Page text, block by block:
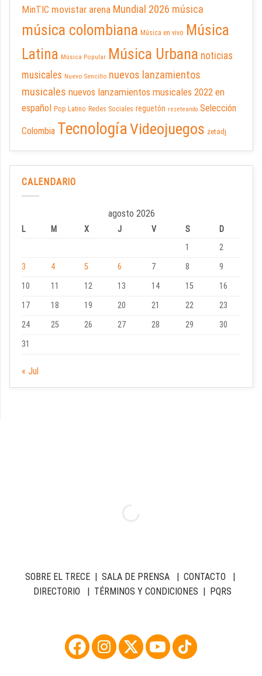
MinTIC movistar arena Mundial 2026 música
música colombiana Música en vivo Música
Latina Música Popular Música Urbana noticias
musicales Nuevo Sencillo nuevos lanzamientos
musicales nuevos lanzamientos musicales 2022 en
español Pop Latino Redes Sociales reguetón rezeteando Selección
Colombia TecnologíaVideojuegos zetadj
CALENDARIO
agosto 2026
L M X J V S
D
1
2
3
4 5 6 7 8
9
10
11 12 13 14 15
16
17
18 19 20 21 22
23
24
25 26 27 28 29
30
31
« Jul
SOBRE EL TRECE| SALA DE PRENSA| CONTACTO |
DIRECTORIO | TÉRMINOS Y CONDICIONES | PQRS